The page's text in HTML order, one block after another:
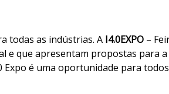
todas as indústrias. A I4.0EXPO –
e que apresentam propostas para
é uma oportunidade para